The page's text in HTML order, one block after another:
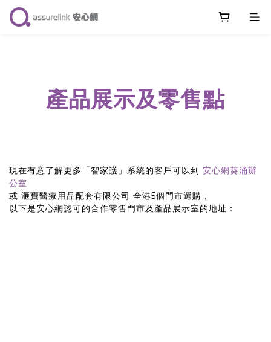
產品展示及零售點
現在有意了解更多「智家護」系統的客戶可以到 安心網葵涌辦
公室
或 滙寶醫療用品配套有限公司 全港5個門市選購，
以下是安心網認可的合作零售門市及產品展示室的地址：